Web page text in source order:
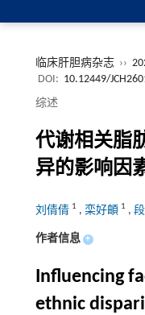
临床肝胆病杂志 ››
DOI: 10.12449/
综述
代谢相关脂
异的影响因
刘倩倩 1 , 栾好頔 1 ,
作者信息 +
Influencing
ethnic